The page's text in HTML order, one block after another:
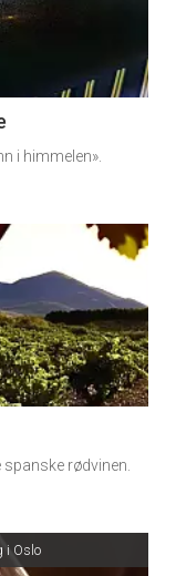
i himmelen».
rødvinen.
i Oslo